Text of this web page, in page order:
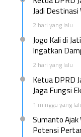
Jadi
2 hari yang lalu
Jogo Kali di
Ingatkan
2 hari yang lalu
Ketua DPRD
Jaga Fungsi
1 minggu yang
Sumanto
Potensi